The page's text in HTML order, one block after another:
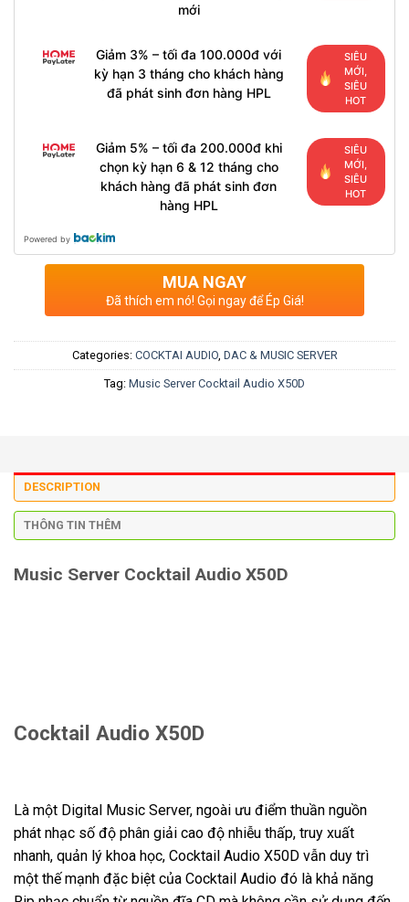
mới
Giảm 3% – tối đa 100.000đ với
kỳ hạn 3 tháng cho khách hàng
đã phát sinh đơn hàng HPL
SIÊU
MỚI,
SIÊU
HOT
Giảm 5% – tối đa 200.000đ khi
chọn kỳ hạn 6 & 12 tháng cho
khách hàng đã phát sinh đơn
hàng HPL
SIÊU
MỚI,
SIÊU
HOT
Powered by
MUA NGAY
Đã thích em nó! Gọi ngay để Ép Giá!
Categories: COCKTAI AUDIO, DAC & MUSIC SERVER
Tag: Music Server Cocktail Audio X50D
DESCRIPTION
THÔNG TIN THÊM
Music Server Cocktail Audio X50D
Cocktail Audio X50D
Là một Digital Music Server, ngoài ưu điểm thuần nguồn
phát nhạc số độ phân giải cao độ nhiễu thấp, truy xuất
nhanh, quản lý khoa học, Cocktail Audio X50D vẫn duy trì
một thế mạnh đặc biệt của Cocktail Audio đó là khả năng